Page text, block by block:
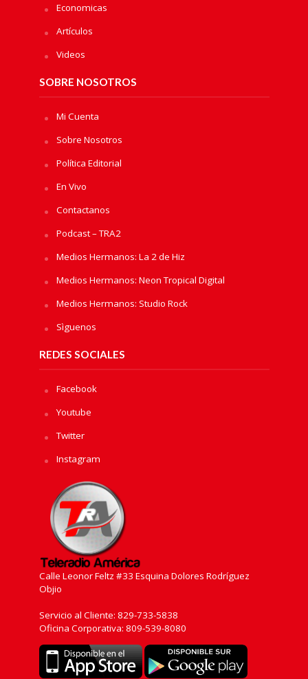
Economicas
Artículos
Videos
SOBRE NOSOTROS
Mi Cuenta
Sobre Nosotros
Política Editorial
En Vivo
Contactanos
Podcast – TRA2
Medios Hermanos: La 2 de Hiz
Medios Hermanos: Neon Tropical Digital
Medios Hermanos: Studio Rock
Sìguenos
REDES SOCIALES
Facebook
Youtube
Twitter
Instagram
Calle Leonor Feltz #33 Esquina Dolores Rodríguez
Objio
Servicio al Cliente: 829-733-5838
Oficina Corporativa: 809-539-8080